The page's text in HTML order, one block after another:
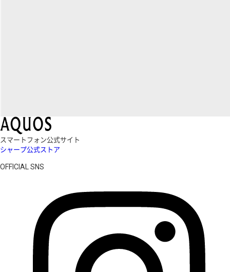
スマートフォン公式サイト
シャープ公式ストア
OFFICIAL SNS